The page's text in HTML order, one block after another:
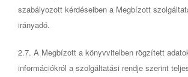
szabályozott kérdéseiben a Megbízott
irányadó.
2.7. A Megbízott a könyvvitelben rögzített
információkról a szolgáltatási rendje szerint